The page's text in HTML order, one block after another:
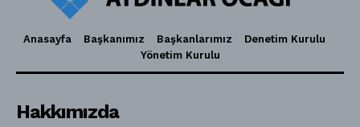
Anasayfa Başkanımız Başkanlarımız
Denetim Kurulu
Yönetim Kurulu
Hakkımızda